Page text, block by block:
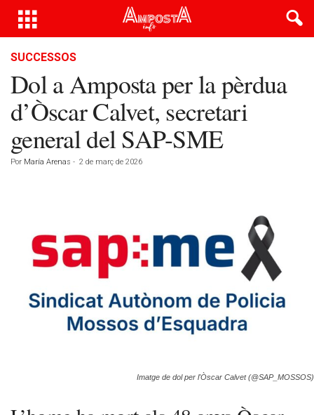
SUCCESSOS
Dol a Amposta per la pèrdua
d’Òscar Calvet, secretari
general del SAP-SME
Por María Arenas - 2 de març de 2026
Imatge de dol per l'Òscar Calvet (@SAP_MOSSOS)